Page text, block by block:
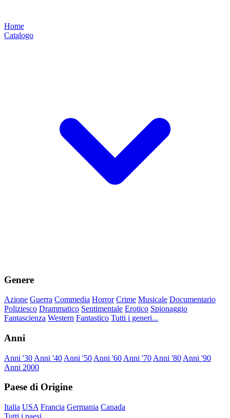
Home
Catalogo
Genere
Azione Guerra Commedia Horror Crime Musicale Documentario
Poliziesco Drammatico Sentimentale Erotico Spionaggio
Fantascienza Western Fantastico Tutti i generi...
Anni
Anni '30 Anni '40 Anni '50 Anni '60 Anni '70 Anni '80 Anni '90
Anni 2000
Paese di Origine
Italia USA Francia Germania Canada